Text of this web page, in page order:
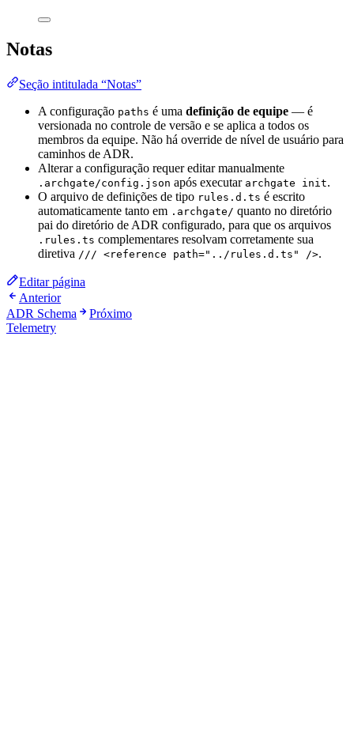
Notas
Seção intitulada “Notas”
A configuração paths é uma definição de equipe — é
versionada no controle de versão e se aplica a todos os
membros da equipe. Não há override de nível de usuário para
caminhos de ADR.
Alterar a configuração requer editar manualmente
.archgate/config.json após executar archgate init.
O arquivo de definições de tipo rules.d.ts é escrito
automaticamente tanto em .archgate/ quanto no diretório
pai do diretório de ADR configurado, para que os arquivos
.rules.ts complementares resolvam corretamente sua
diretiva /// <reference path="../rules.d.ts" />.
Editar página
Anterior
ADR Schema
Próximo
Telemetry